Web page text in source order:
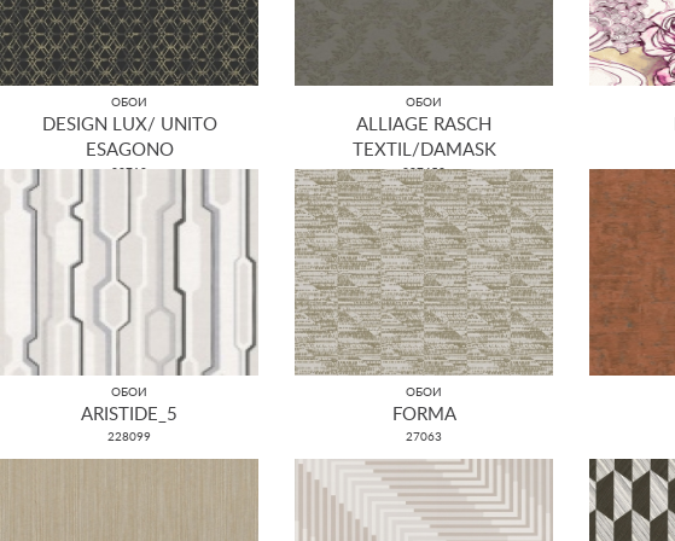
ОБОИ
DESIGN LUX/ UNITO
ESAGONO
22710
ОБОИ
ALLIAGE RASCH
TEXTIL/DAMASK
297453
ОБОИ
ARISTIDE_5
228099
ОБОИ
FORMA
27063